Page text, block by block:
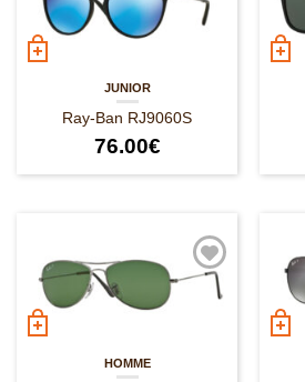
JUNIOR
Ray-Ban RJ9060S
76.00€
HOMME